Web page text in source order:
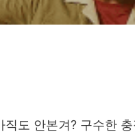
도 안본겨? 구수한